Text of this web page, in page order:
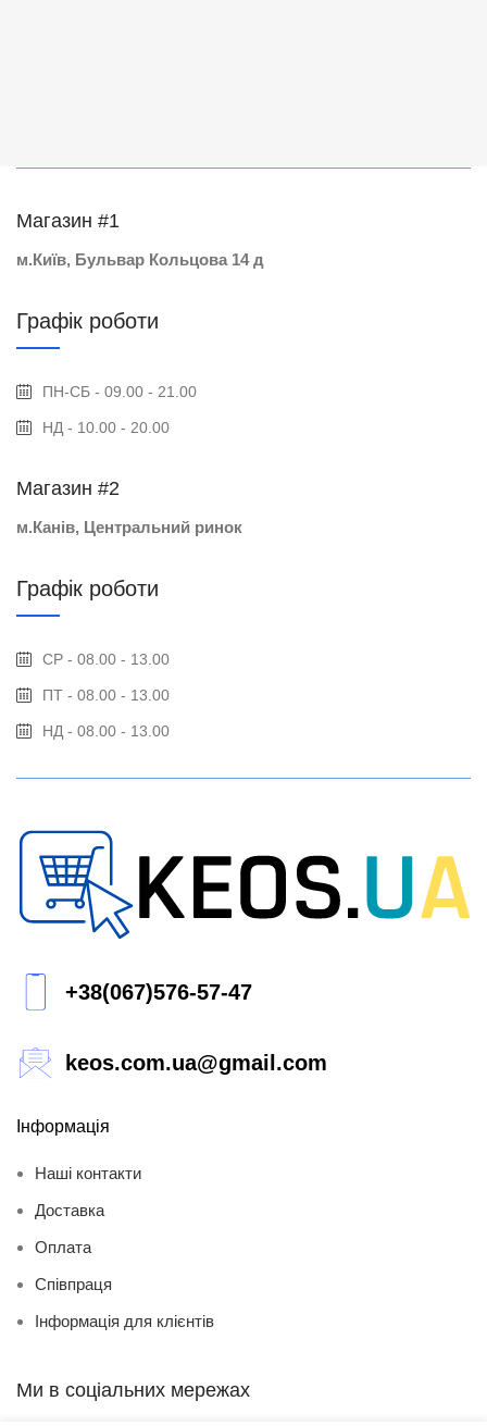
Магазин #1
м.Київ, Бульвар Кольцова 14 д
Графік роботи
ПН-СБ - 09.00 - 21.00
НД - 10.00 - 20.00
Магазин #2
м.Канів, Центральний ринок
Графік роботи
СР - 08.00 - 13.00
ПТ - 08.00 - 13.00
НД - 08.00 - 13.00
+38(067)576-57-47
keos.com.ua@gmail.com
Інформація
Наші контакти
Доставка
Оплата
Співпраця
Інформація для клієнтів
Ми в соціальних мережах